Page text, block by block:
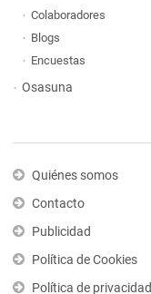
Colaboradores
Blogs
Encuestas
Osasuna
Quiénes somos
Contacto
Publicidad
Política de Cookies
Política de privacidad